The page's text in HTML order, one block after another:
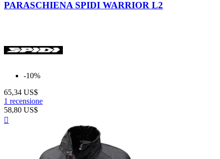
PARASCHIENA SPIDI WARRIOR L2
-10%
65,34 US$
1 recensione
58,80 US$
